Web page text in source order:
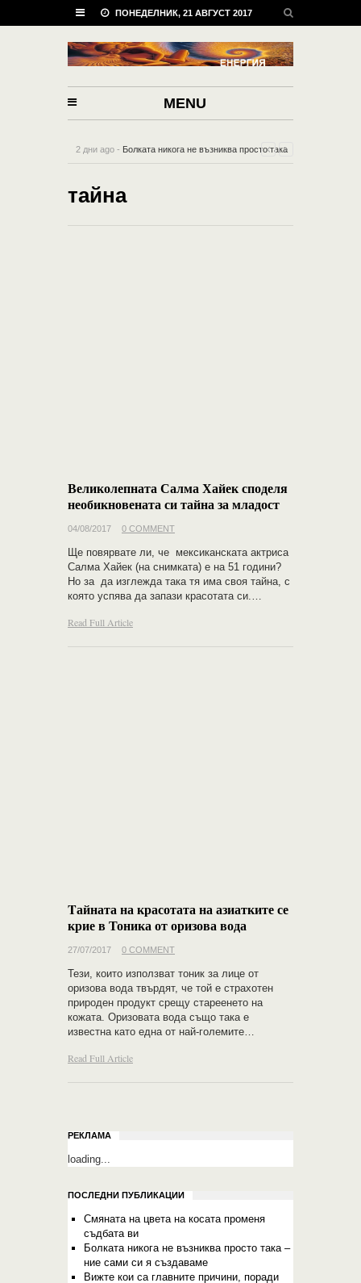
ПОНЕДЕЛНИК, 21 АВГУСТ 2017
MENU
2 дни ago - Болката никога не възниква просто така
тайна
Великолепната Салма Хайек споделя
необикновената си тайна за младост
04/08/2017 0 COMMENT
Ще повярвате ли, че мексиканската актриса
Салма Хайек (на снимката) е на 51 години?
Но за да изглежда така тя има своя тайна, с
която успява да запази красотата си.…
Read Full Article
Tайната на красотата на азиатките се
крие в Тоника от оризова вода
27/07/2017 0 COMMENT
Тези, които използват тоник за лице от
оризова вода твърдят, че той е страхотен
природен продукт срещу стареенето на
кожата. Оризовата вода също така е
известна като една от най-големите…
Read Full Article
РЕКЛАМА
loading...
ПОСЛЕДНИ ПУБЛИКАЦИИ
Смяната на цвета на косата променя
съдбата ви
Болката никога не възниква просто така –
ние сами си я създаваме
Вижте кои са главните причини, поради